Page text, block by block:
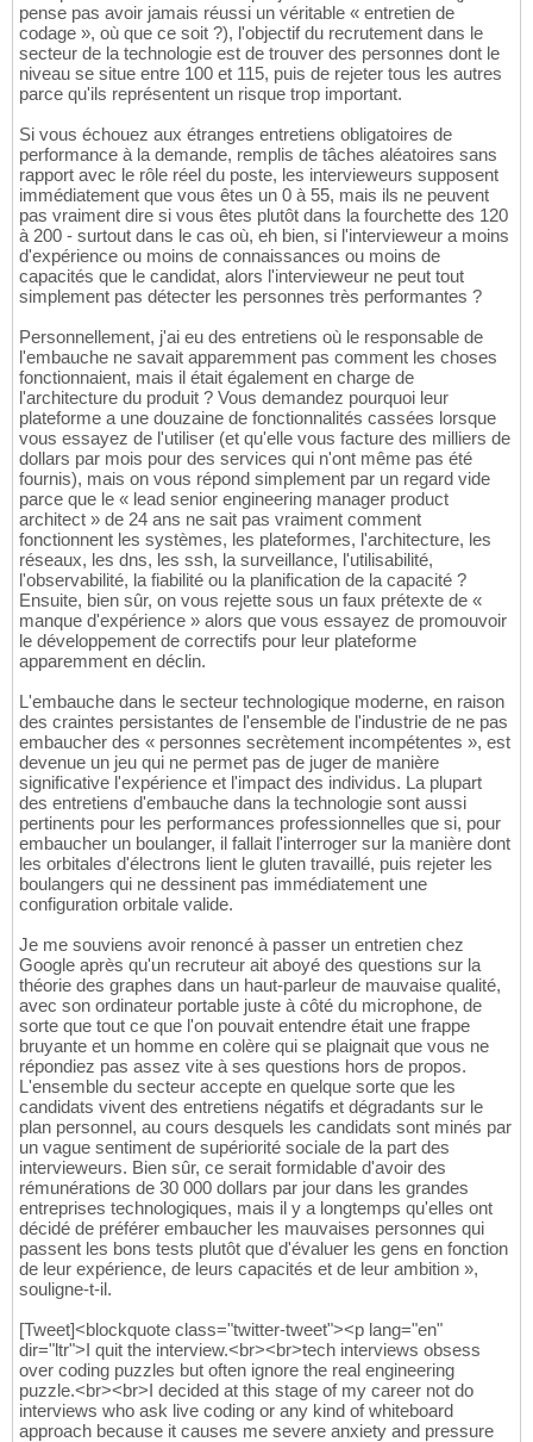
pense pas avoir jamais réussi un véritable « entretien de
codage », où que ce soit ?), l'objectif du recrutement dans le
secteur de la technologie est de trouver des personnes dont le
niveau se situe entre 100 et 115, puis de rejeter tous les autres
parce qu'ils représentent un risque trop important.
Si vous échouez aux étranges entretiens obligatoires de
performance à la demande, remplis de tâches aléatoires sans
rapport avec le rôle réel du poste, les intervieweurs supposent
immédiatement que vous êtes un 0 à 55, mais ils ne peuvent
pas vraiment dire si vous êtes plutôt dans la fourchette des 120
à 200 - surtout dans le cas où, eh bien, si l'intervieweur a moins
d'expérience ou moins de connaissances ou moins de
capacités que le candidat, alors l'intervieweur ne peut tout
simplement pas détecter les personnes très performantes ?
Personnellement, j'ai eu des entretiens où le responsable de
l'embauche ne savait apparemment pas comment les choses
fonctionnaient, mais il était également en charge de
l'architecture du produit ? Vous demandez pourquoi leur
plateforme a une douzaine de fonctionnalités cassées lorsque
vous essayez de l'utiliser (et qu'elle vous facture des milliers de
dollars par mois pour des services qui n'ont même pas été
fournis), mais on vous répond simplement par un regard vide
parce que le « lead senior engineering manager product
architect » de 24 ans ne sait pas vraiment comment
fonctionnent les systèmes, les plateformes, l'architecture, les
réseaux, les dns, les ssh, la surveillance, l'utilisabilité,
l'observabilité, la fiabilité ou la planification de la capacité ?
Ensuite, bien sûr, on vous rejette sous un faux prétexte de «
manque d'expérience » alors que vous essayez de promouvoir
le développement de correctifs pour leur plateforme
apparemment en déclin.
L'embauche dans le secteur technologique moderne, en raison
des craintes persistantes de l'ensemble de l'industrie de ne pas
embaucher des « personnes secrètement incompétentes », est
devenue un jeu qui ne permet pas de juger de manière
significative l'expérience et l'impact des individus. La plupart
des entretiens d'embauche dans la technologie sont aussi
pertinents pour les performances professionnelles que si, pour
embaucher un boulanger, il fallait l'interroger sur la manière dont
les orbitales d'électrons lient le gluten travaillé, puis rejeter les
boulangers qui ne dessinent pas immédiatement une
configuration orbitale valide.
Je me souviens avoir renoncé à passer un entretien chez
Google après qu'un recruteur ait aboyé des questions sur la
théorie des graphes dans un haut-parleur de mauvaise qualité,
avec son ordinateur portable juste à côté du microphone, de
sorte que tout ce que l'on pouvait entendre était une frappe
bruyante et un homme en colère qui se plaignait que vous ne
répondiez pas assez vite à ses questions hors de propos.
L'ensemble du secteur accepte en quelque sorte que les
candidats vivent des entretiens négatifs et dégradants sur le
plan personnel, au cours desquels les candidats sont minés par
un vague sentiment de supériorité sociale de la part des
intervieweurs. Bien sûr, ce serait formidable d'avoir des
rémunérations de 30 000 dollars par jour dans les grandes
entreprises technologiques, mais il y a longtemps qu'elles ont
décidé de préférer embaucher les mauvaises personnes qui
passent les bons tests plutôt que d'évaluer les gens en fonction
de leur expérience, de leurs capacités et de leur ambition »,
souligne-t-il.
[Tweet]<blockquote class="twitter-tweet"><p lang="en"
dir="ltr">I quit the interview.<br><br>tech interviews obsess
over coding puzzles but often ignore the real engineering
puzzle.<br><br>I decided at this stage of my career not do
interviews who ask live coding or any kind of whiteboard
approach because it causes me severe anxiety and pressure